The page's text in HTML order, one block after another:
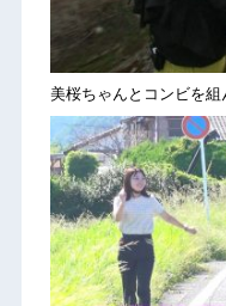
美桜ちゃんとコンビを組